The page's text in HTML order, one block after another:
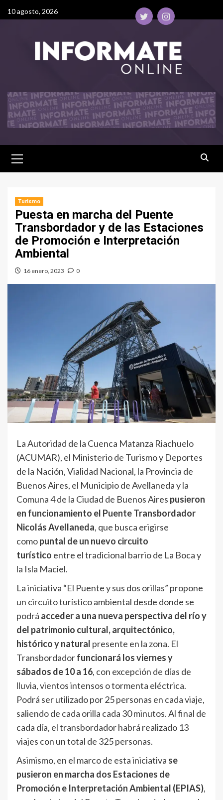
10 agosto, 2026
Turismo
Puesta en marcha del Puente
Transbordador y de las Estaciones
de Promoción e Interpretación
Ambiental
16 enero, 2023 0
La Autoridad de la Cuenca Matanza Riachuelo
(ACUMAR), el Ministerio de Turismo y Deportes
de la Nación, Vialidad Nacional, la Provincia de
Buenos Aires, el Municipio de Avellaneda y la
Comuna 4 de la Ciudad de Buenos Aires pusieron
en funcionamiento el Puente Transbordador
Nicolás Avellaneda, que busca erigirse
comopuntal de un nuevo circuito
turístico entre el tradicional barrio de La Boca y
la Isla Maciel.
La iniciativa “El Puente y sus dos orillas” propone
un circuito turístico ambiental desde donde se
podrá acceder a una nueva perspectiva del río y
del patrimonio cultural, arquitectónico,
histórico y natural presente en la zona. El
Transbordadorfuncionará los viernes y
sábados de 10 a 16, con excepción de días de
lluvia, vientos intensos o tormenta eléctrica.
Podrá ser utilizado por 25 personas en cada viaje,
saliendo de cada orilla cada 30 minutos. Al final de
cada día, el transbordador habrá realizado 13
viajes con un total de 325 personas.
Asimismo, en el marco de esta iniciativa se
pusieron en marcha dos Estaciones de
Promoción e Interpretación Ambiental (EPIAS),